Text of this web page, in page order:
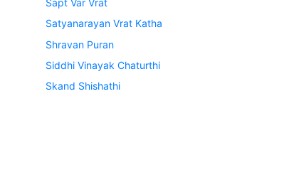
Satyanarayan Vrat Katha
Shravan Puran
Siddhi Vinayak Chaturthi
Skand Shishathi